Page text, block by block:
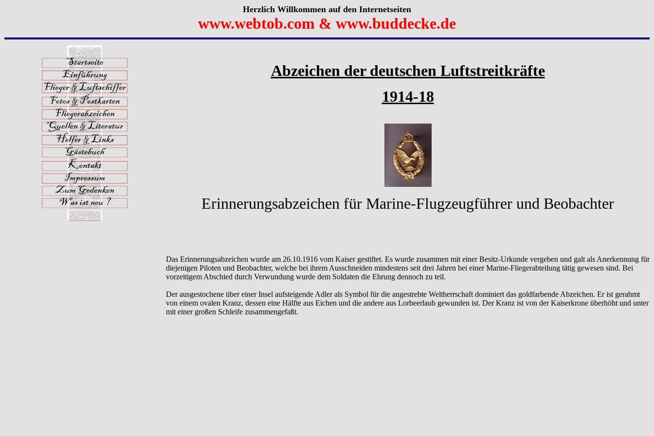
Herzlich Willkommen auf den Internetseiten
www.webtob.com & www.buddecke.de
Abzeichen der deutschen Luftstreitkräfte
1914-18
Erinnerungsabzeichen für Marine-Flugzeugführer und Beobachter
Das Erinnerungsabzeichen wurde am 26.10.1916 vom Kaiser gestiftet. Es wurde zusammen mit einer Besitz-Urkunde vergeben und galt als Anerkennung für
diejenigen Piloten und Beobachter, welche bei ihrem Ausschneiden mindestens seit drei Jahren bei einer Marine-Fliegerabteilung tätig gewesen sind. Bei
vorzeitigem Abschied durch Verwundung wurde dem Soldaten die Ehrung dennoch zu teil.
Der ausgestochene über einer Insel aufsteigende Adler als Symbol für die angestrebte Weltherrschaft dominiert das goldfarbende Abzeichen. Er ist gerahmt
von einem ovalen Kranz, dessen eine Hälfte aus Eichen und die andere aus Lorbeerlaub gewunden ist. Der Kranz ist von der Kaiserkrone überhöht und unter
mit einer großen Schleife zusammengefaßt.